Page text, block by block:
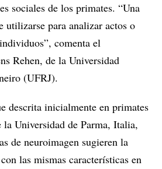
sociales de los primates. “Una
utilizarse para analizar actos o
comenta el
Rehen, de la Universidad
(UFRJ).
descrita inicialmente en primates
la Universidad de Parma, Italia,
de neuroimagen sugieren la
las mismas características en